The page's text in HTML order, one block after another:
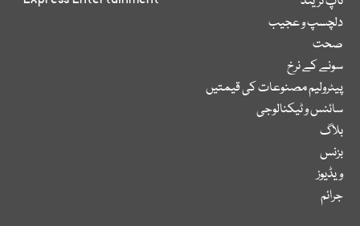
دلچسپ و عجیب
صحت
سونے کے نرخ
پیٹرولیم مصنوعات کی قیمتیں
سائنس و ٹیکنالوجی
بلاگ
بزنس
ویڈیوز
جرائم